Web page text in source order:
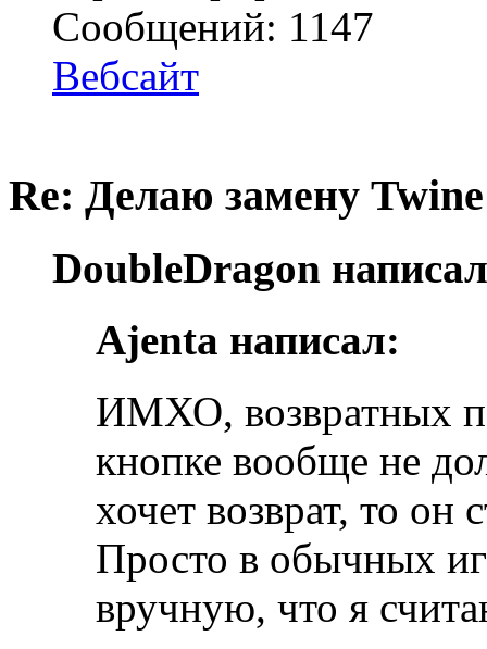
Сообщений: 1147
Вебсайт
Re: Делаю замену
DoubleDragon
Ajenta написал:
ИМХО, возвратных
кнопке вообще не
хочет возврат, то он
Просто в обычных
вручную, что я